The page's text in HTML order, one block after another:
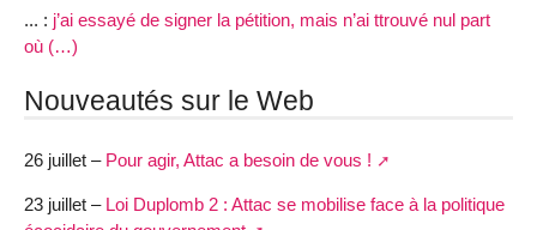
... : j’ai essayé de signer la pétition, mais n’ai ttrouvé nul part
où (…)
Nouveautés sur le Web
26 juillet – Pour agir, Attac a besoin de vous !
23 juillet – Loi Duplomb 2 : Attac se mobilise face à la politique